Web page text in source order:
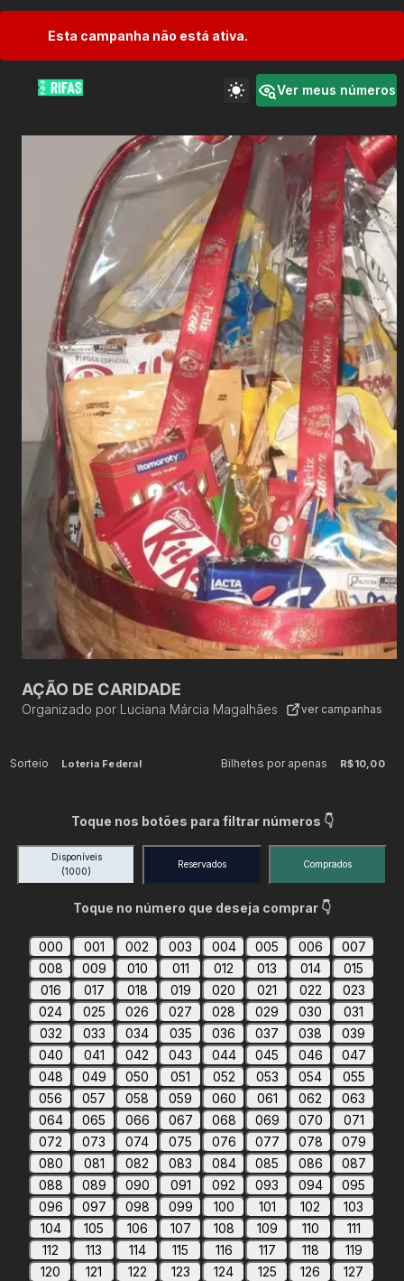
Esta campanha não está ativa.
Ver meus números
AÇÃO DE CARIDADE
Organizado por Luciana Márcia Magalhães ver campanhas
Sorteio Loteria Federal Bilhetes por apenas R$10,00
Toque nos botões para filtrar números 👇
Disponíveis
(1000)
Reservados Comprados
Toque no número que deseja comprar 👇
000 001 002 003 004 005 006
007
008
009 010 011 012 013 014
015
016
017 018 019 020 021 022
023
024
025 026 027 028 029 030
031
032
033 034 035 036 037 038
039
040
041 042 043 044 045 046
047
048
049 050 051 052 053 054
055
056
057 058 059 060 061 062
063
064
065 066 067 068 069 070
071
072
073 074 075 076 077 078
079
080
081 082 083 084 085 086
087
088
089 090 091 092 093 094
095
096
097 098 099 100 101 102
103
104
105 106 107 108 109 110
111
112
113 114 115 116 117 118
119
120
121 122 123 124 125 126
127